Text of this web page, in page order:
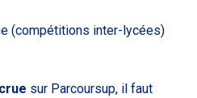
(compétitions inter-lycées)
sur Parcoursup, il faut